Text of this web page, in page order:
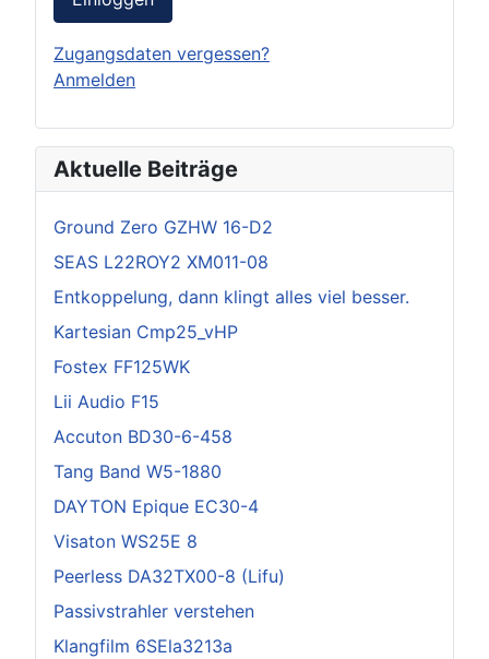
Zugangsdaten vergessen?
Anmelden
Aktuelle Beiträge
Ground Zero GZHW 16-D2
SEAS L22ROY2 XM011-08
Entkoppelung, dann klingt alles viel besser.
Kartesian Cmp25_vHP
Fostex FF125WK
Lii Audio F15
Accuton BD30-6-458
Tang Band W5-1880
DAYTON Epique EC30-4
Visaton WS25E 8
Peerless DA32TX00-8 (Lifu)
Passivstrahler verstehen
Klangfilm 6SEla3213a